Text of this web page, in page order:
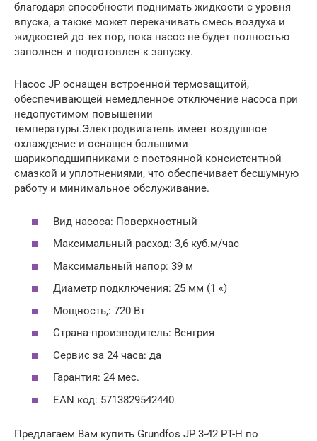
благодаря способности поднимать жидкости с уровня
впуска, а также может перекачивать смесь воздуха и
жидкостей до тех пор, пока насос не будет полностью
заполнен и подготовлен к запуску.
Насос JP оснащен встроенной термозащитой,
обеспечивающей немедленное отключение насоса при
недопустимом повышении
температуры.Электродвигатель имеет воздушное
охлаждение и оснащен большими
шарикоподшипниками с постоянной консистентной
смазкой и уплотнениями, что обеспечивает бесшумную
работу и минимальное обслуживание.
Вид насоса: Поверхностный
Максимальный расход: 3,6 куб.м/час
Максимальный напор: 39 м
Диаметр подключения: 25 мм (1 «)
Мощность,: 720 Вт
Страна-производитель: Венгрия
Сервис за 24 часа: да
Гарантия: 24 мес.
EAN код: 5713829542440
Предлагаем Вам купить Grundfos JP 3-42 PT-H по